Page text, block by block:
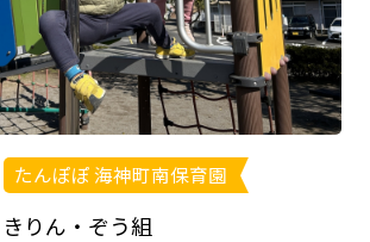
たんぽぽ 海神町南保育園
りん・ぞう組